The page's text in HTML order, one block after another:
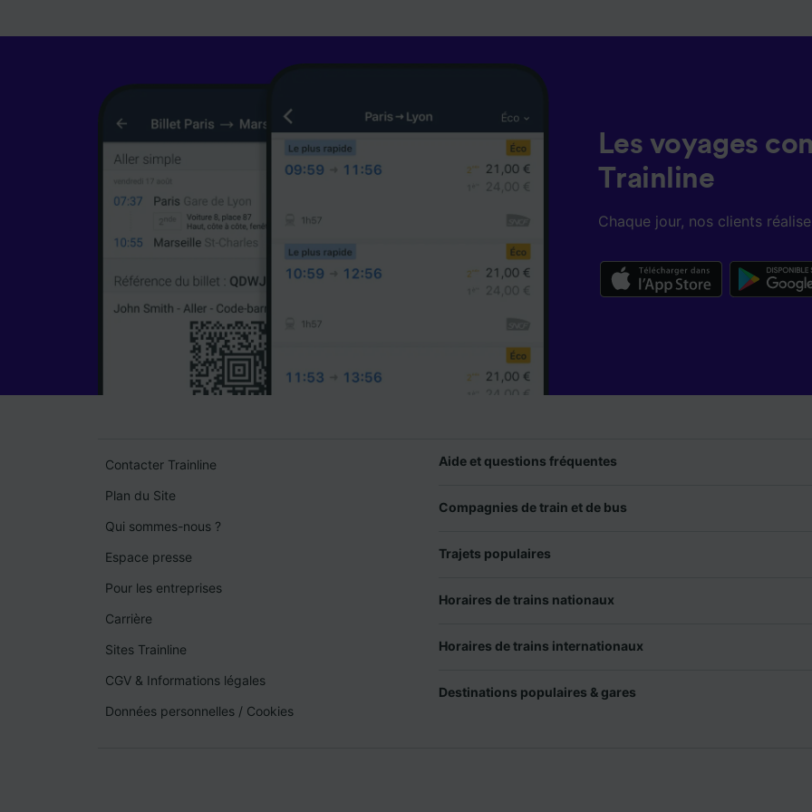
Les voyages
Trainline
Chaque jour, nos clients
Contacter Trainline
Plan du Site
Qui sommes-nous ?
Espace presse
Pour les entreprises
Carrière
Sites Trainline
CGV & Informations légales
Données personnelles / Cookies
Aide et questions fréquentes
Compagnies de train et de bus
Trajets populaires
Horaires de trains nationaux
Horaires de trains internationaux
Destinations populaires & gares
des informations sur un appareil. Publicités et contenu
mesure de performance des publicités et du contenu, études
Liste de nos partenaires (fournisseurs)